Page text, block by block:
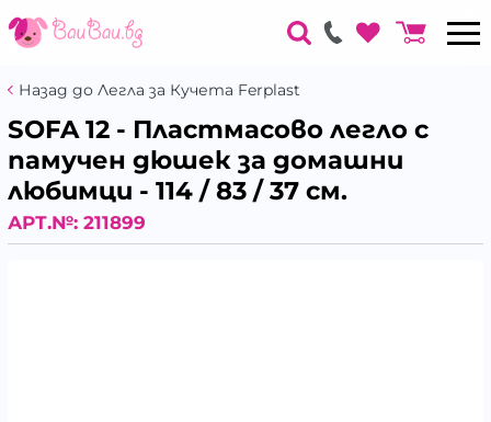
Назад до Легла за Кучета Ferplast
SOFA 12 - Пластмасово легло с
памучен дюшек за домашни
любимци - 114 / 83 / 37 см.
АРТ.№: 211899